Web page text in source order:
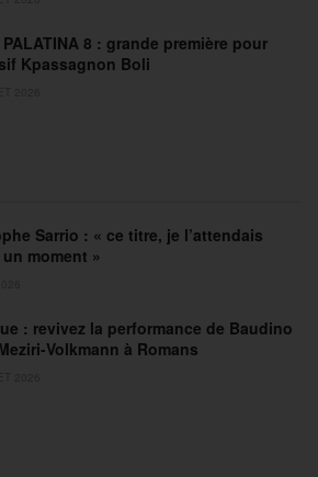
8 : grande première pour
Kpassagnon Boli
Sarrio : « ce titre, je l’attendais
moment »
: revivez la performance de Baudino
Volkmann à Romans